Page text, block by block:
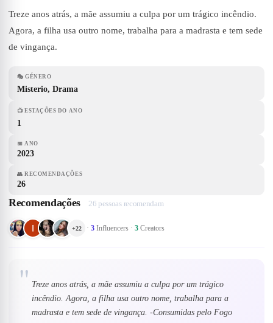
Treze anos atrás, a mãe assumiu a culpa por um trágico incêndio.
Agora, a filha usa outro nome, trabalha para a madrasta e tem sede
de vingança.
🎭 GÉNERO
Misterio, Drama
📺 ESTAÇÕES DO ANO
1
📅 ANO
2023
👥 RECOMENDAÇÕES
26
Recomendações 26 pessoas recomendam
+22 · 3 Influencers · 3 Creators
" Treze anos atrás, a mãe assumiu a culpa por um trágico
incêndio. Agora, a filha usa outro nome, trabalha para a
madrasta e tem sede de vingança. -Consumidas pelo Fogo